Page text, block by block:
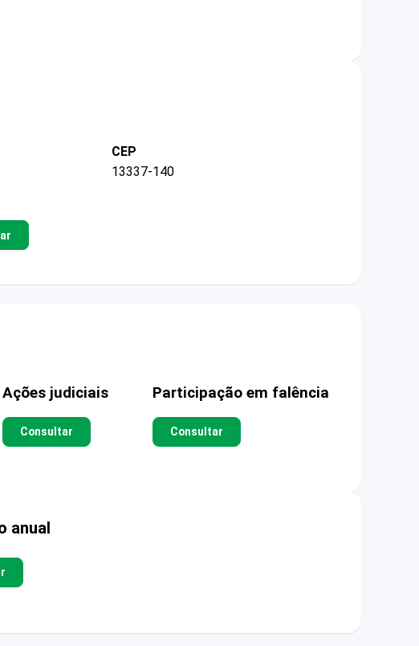
CEP
13337-140
Ações judiciais
Consultar
Participação em falência
Consultar
anual